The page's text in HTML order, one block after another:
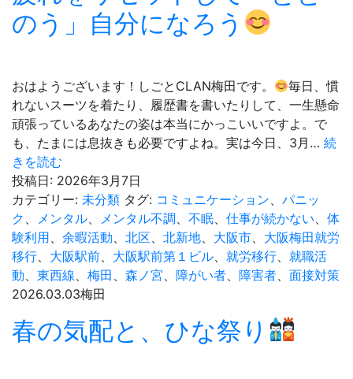
選
ん
ス
イ
ー
ツ
で
笑
顔
に！
楽
し
み
な
が
ら
学
のう」自分になろう
おはようございます！しごとCLAN梅田です。
毎日、慣
れないスーツを着たり、履歴書を書いたりして、一生懸命
頑張っているあなたの姿は本当にかっこいいですよ。で
も、たまには息抜きも必要ですよね。実は今日、3月… 続
きを読む
月
7
日
は
サ
ウ
ナ
日！
投稿日: 2026年3月7日
カテゴリー: 未分類 タグ: コミュニケーション、 パニッ
ク 、 メンタル、 メンタル不調、 不眠、 仕事が続かない、 体
験利用、 余暇活動、 北区、 北新地、 大阪市、 大阪梅田就労
移行、 大阪駅前、 大阪駅前第１ビル、 就労移行、 就職活
動、 東西線、 梅田 、 森ノ宮、 障がい者、 障害者、 面接対策
2026.03.03梅田
春の気配と、ひな祭り